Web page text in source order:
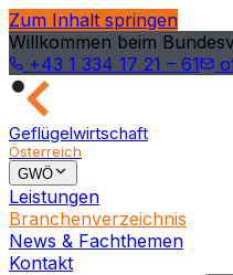
Zum Inhalt springen
Willkommen beim
+43 1 334 17 21 – 61
Geflügelwirtschaft
Österreich
GWÖ
Leistungen
Branchenverzeichnis
News & Fachthemen
Kontakt